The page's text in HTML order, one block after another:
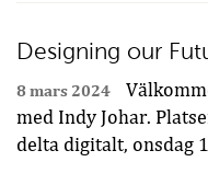
Designing our
8 mars 2024
med Indy Johar.
delta digitalt, onsdag